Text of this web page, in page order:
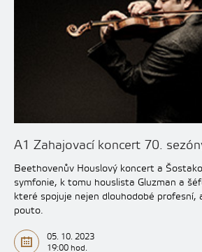
A1 Zahajovací koncert 70.
Beethovenův Houslový koncert a
symfonie, k tomu houslista Gluzman a
které spojuje nejen dlouhodobé profesní,
pouto.
05. 10. 2023
19:00 hod.